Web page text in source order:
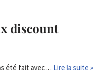
discount
été fait avec… Lire la suite »